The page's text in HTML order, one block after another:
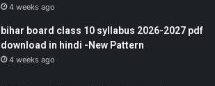
4 weeks ago
bihar board class 10 syllabus 2026-2027 pdf
download in hindi -New Pattern
4 weeks ago